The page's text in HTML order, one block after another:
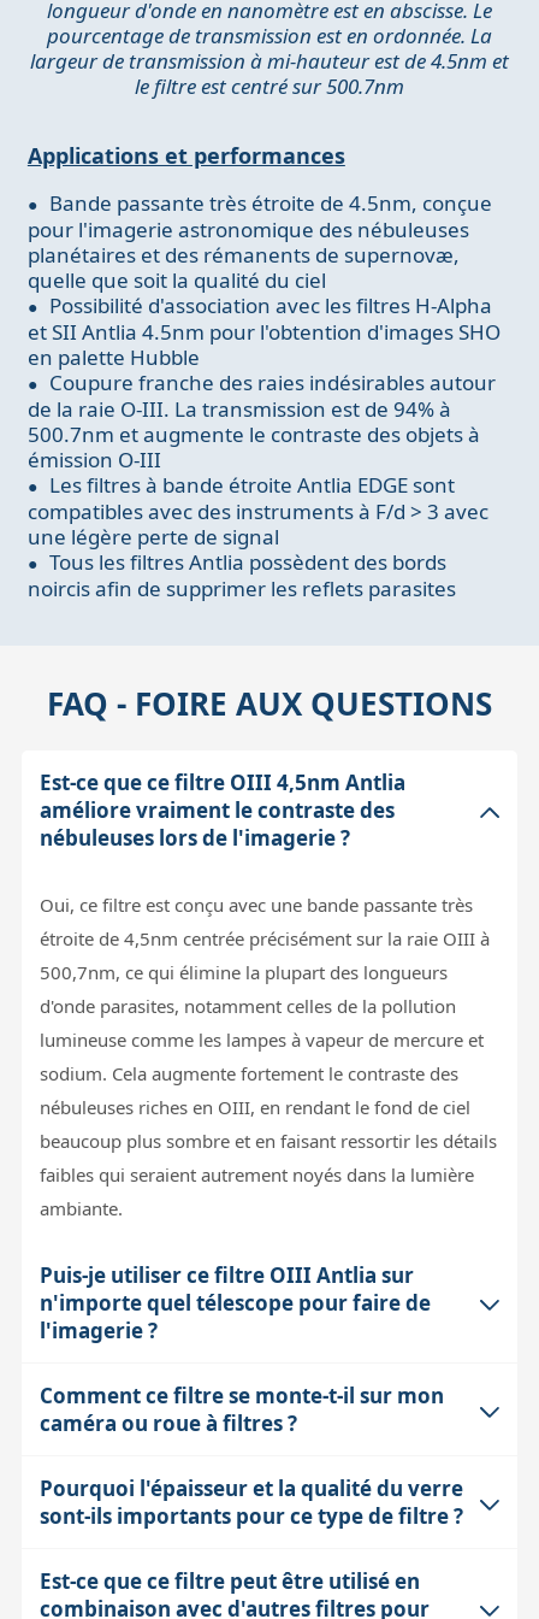
longueur d'onde en nanomètre est en abscisse. Le
pourcentage de transmission est en ordonnée. La
largeur de transmission à mi-hauteur est de 4.5nm et
le filtre est centré sur 500.7nm
Applications et performances
Bande passante très étroite de 4.5nm, conçue
pour l'imagerie astronomique des nébuleuses
planétaires et des rémanents de supernovæ,
quelle que soit la qualité du ciel
Possibilité d'association avec les filtres H-Alpha
et SII Antlia 4.5nm pour l'obtention d'images SHO
en palette Hubble
Coupure franche des raies indésirables autour
de la raie O-III. La transmission est de 94% à
500.7nm et augmente le contraste des objets à
émission O-III
Les filtres à bande étroite Antlia EDGE sont
compatibles avec des instruments à F/d > 3 avec
une légère perte de signal
Tous les filtres Antlia possèdent des bords
noircis afin de supprimer les reflets parasites
FAQ - FOIRE AUX QUESTIONS
Est-ce que ce filtre OIII 4,5nm Antlia
améliore vraiment le contraste des
nébuleuses lors de l'imagerie ?
Oui, ce filtre est conçu avec une bande passante très
étroite de 4,5nm centrée précisément sur la raie OIII à
500,7nm, ce qui élimine la plupart des longueurs
d'onde parasites, notamment celles de la pollution
lumineuse comme les lampes à vapeur de mercure et
sodium. Cela augmente fortement le contraste des
nébuleuses riches en OIII, en rendant le fond de ciel
beaucoup plus sombre et en faisant ressortir les détails
faibles qui seraient autrement noyés dans la lumière
ambiante.
Puis-je utiliser ce filtre OIII Antlia sur
n'importe quel télescope pour faire de
l'imagerie ?
Ce filtre est optimisé pour des instruments avec un
rapport F/D supérieur à 3. En dessous de cette valeur,
entraînant une perte de signal. Il est donc mieux
adapté aux télescopes ayant des focales moyennes à
longues, comme les refracteurs apochromatiques ou
certains télescopes à miroir, pour garantir une bonne
Comment ce filtre se monte-t-il sur mon
caméra ou roue à filtres ?
Le filtre OIII Antlia est monté dans un coulissant
standard de 31,75 mm avec un filetage M28.5. Ce
filtres et adaptateurs disponibles sur le marché. Le
Pourquoi l'épaisseur et la qualité du verre
sont-ils importants pour ce type de filtre ?
La qualité du verre, ici un verre optique Schott avec
Est-ce que ce filtre peut être utilisé en
combinaison avec d'autres filtres pour